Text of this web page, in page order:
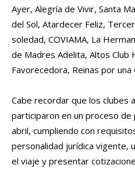
Ayer, Alegría de Vivir, Santa
del Sol, Atardecer Feliz,
soledad, COVIAMA, La
de Madres Adelita, Altos Club
Favorecedora, Reinas por
Cabe recordar que los clubes
participaron en un proceso
abril, cumpliendo con
personalidad jurídica vigente,
el viaje y presentar